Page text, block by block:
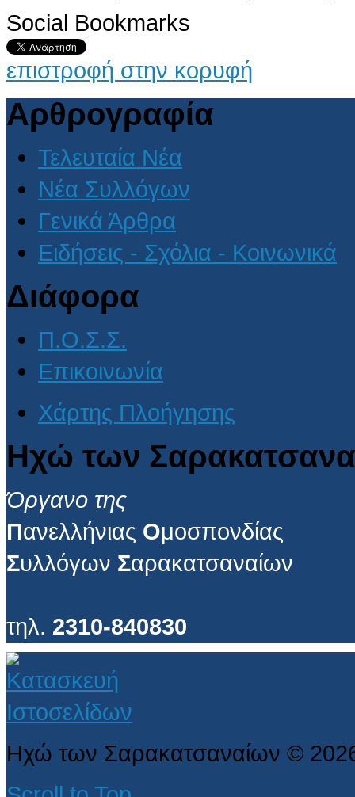
Social Bookmarks
επιστροφή στην κορυφή
Αρθρογραφία
Τελευταία Νέα
Νέα Συλλόγων
Γενικά Άρθρα
Ειδήσεις - Σχόλια - Κοινωνικά
Διάφορα
Π.Ο.Σ.Σ.
Επικοινωνία
Χάρτης Πλοήγησης
Ηχώ των
Όργανο της
Πανελλήνιας Ομοσπονδίας
Συλλόγων Σαρακατσαναίων
τηλ. 2310-840830
Ηχώ των Σαρακατσαναίων ©